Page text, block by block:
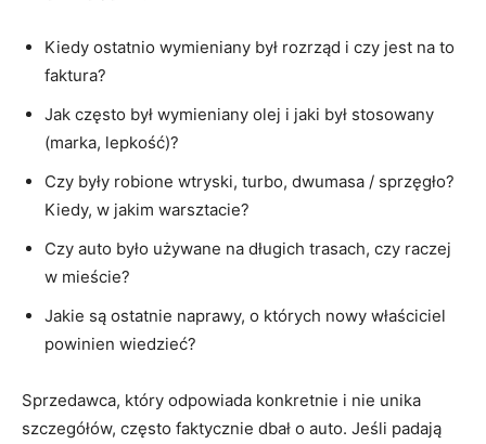
Kiedy ostatnio wymieniany był rozrząd i czy jest na to
faktura?
Jak często był wymieniany olej i jaki był stosowany
(marka, lepkość)?
Czy były robione wtryski, turbo, dwumasa / sprzęgło?
Kiedy, w jakim warsztacie?
Czy auto było używane na długich trasach, czy raczej
w mieście?
Jakie są ostatnie naprawy, o których nowy właściciel
powinien wiedzieć?
Sprzedawca, który odpowiada konkretnie i nie unika
szczegółów, często faktycznie dbał o auto. Jeśli padają